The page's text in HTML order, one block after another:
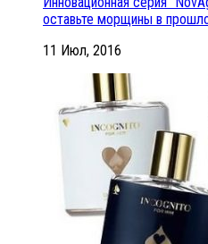
оставьте морщины в
11 Июл, 2016